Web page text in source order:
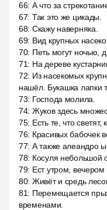
66: А что за
67: Так это же цикады.
68: Скажу наверняка.
69: Вид крупных
70: Петь могут ночью,
71: На дереве
72: Из насекомых
нашёл. Букашка лапки
73: Господа молила.
74: Жуков здесь
75: Есть те, что светят,
76: Красивых бабочек
77: А также алеандро
78: Косуля небольшой
79: Ест утром, вечером
80: Живёт и средь
81: Перемещается
временами.